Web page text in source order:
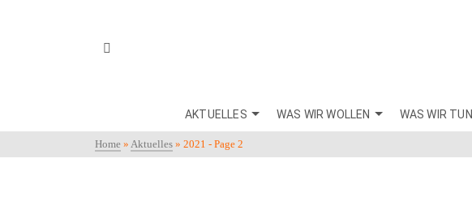
AKTUELLES WAS WIR WOLLEN WAS WIR TUN
Home » Aktuelles » 2021 - Page 2